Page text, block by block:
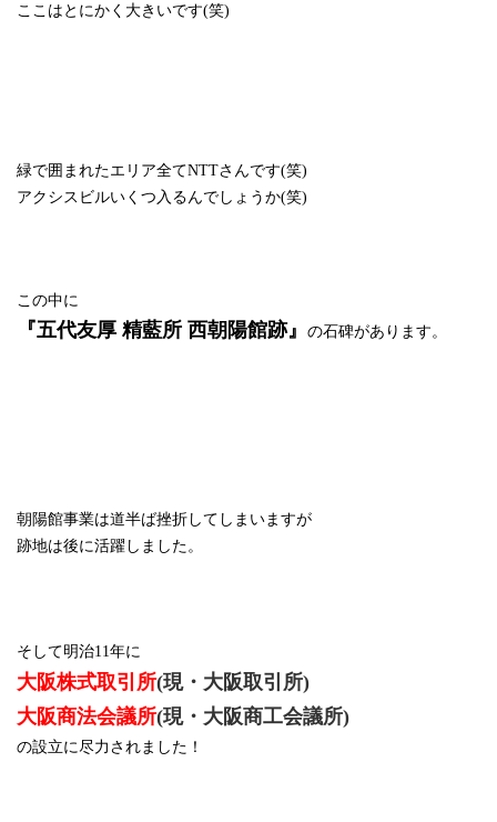
ここはとにかく大きいです(笑)
緑で囲まれたエリア全てNTTさんです(笑)
アクシスビルいくつ入るんでしょうか(笑)
この中に
『五代友厚 精藍所 西朝陽館跡』 の石碑があります。
朝陽館事業は道半ば挫折してしまいますが
跡地は後に活躍しました。
そして明治11 年に
大阪株式取引所(現・大阪取引所)
大阪商法会議所(現・大阪商工会議所)
の設立に尽力されました！